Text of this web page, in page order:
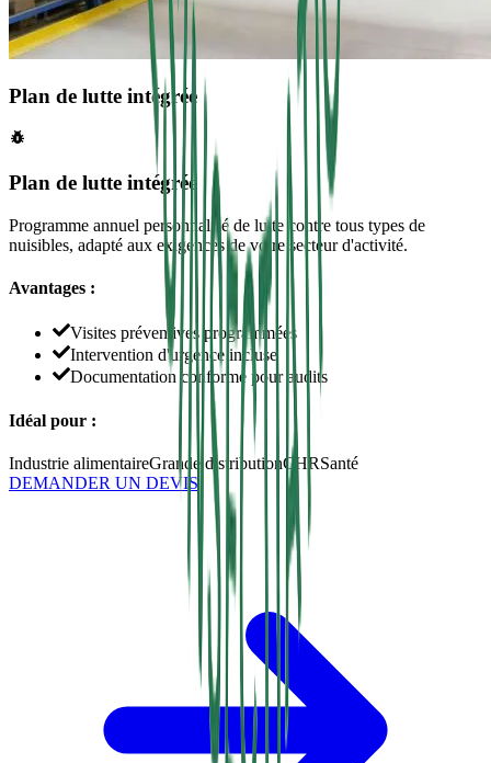
Plan de lutte intégrée
Plan de lutte intégrée
Programme annuel personnalisé de lutte contre tous types de
nuisibles, adapté aux exigences de votre secteur d'activité.
Avantages :
Visites préventives programmées
Intervention d'urgence incluse
Documentation conforme pour audits
Idéal pour :
Industrie alimentaireGrande distributionCHRSanté
DEMANDER UN DEVIS